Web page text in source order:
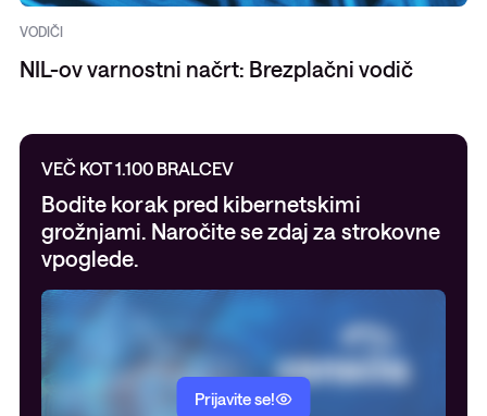
VODIČI
NIL-ov varnostni načrt: Brezplačni vodič
VEČ KOT 1.100 BRALCEV
Bodite korak pred kibernetskimi
grožnjami. Naročite se zdaj za strokovne
vpoglede.
Prijavite se!